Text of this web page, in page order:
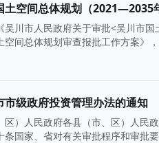
土空间总体规划（2021—2035
吴川市人民政府关于审批<吴川市
间总体规划审查报批工作方案》
级政府投资管理办法的通知
）人民政府各县（市、区）人民
国家、省对有关审批程序和审批